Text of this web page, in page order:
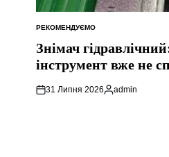
ОПУБЛІКУВАТИ
РЕКОМЕНДУЄМО
Знімач
інструмент вже не
31 Липня 2026
Опубліковано
admin